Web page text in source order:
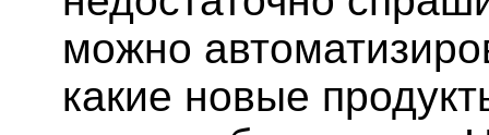
можно
какие новые